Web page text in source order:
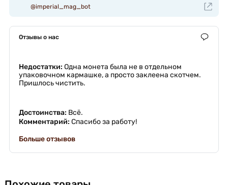
@imperial_mag_bot
Отзывы о нас
Недостатки: Одна монета была не в отдельном
упаковочном кармашке, а просто заклеена скотчем.
Пришлось чистить.
Достоинства: Всё.
Комментарий: Спасибо за работу!
Больше отзывов